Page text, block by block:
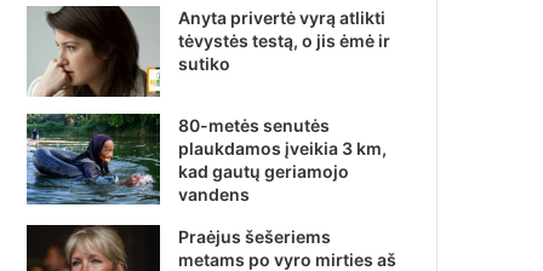
Anyta privertė vyrą atlikti
tėvystės testą, o jis ėmė ir
sutiko
80-metės senutės
plaukdamos įveikia 3 km,
kad gautų geriamojo
vandens
Praėjus šešeriems
metams po vyro mirties aš